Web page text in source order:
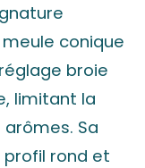
conique
broie
limitant la
Sa
rond et